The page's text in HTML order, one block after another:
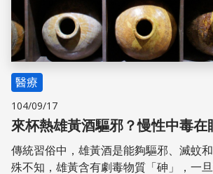
醫療
104/09/17
來杯熱雄黃酒驅邪？慢性中毒在
傳統習俗中，雄黃酒是能夠驅邪、滅蚊
殊不知，雄黃含有劇毒物質「砷」，一